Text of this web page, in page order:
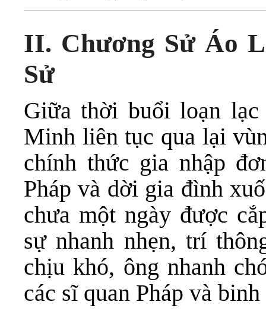
II. Chương Sử Áo
Sử
Giữa thời buổi loạn
Minh liên tục qua lại
chính thức gia nhập
Pháp và dời gia đình
chưa một ngày được
sự nhanh nhẹn, trí
chịu khó, ông nhanh
các sĩ quan Pháp và